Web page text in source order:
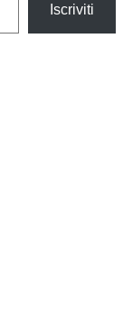
Iscriviti